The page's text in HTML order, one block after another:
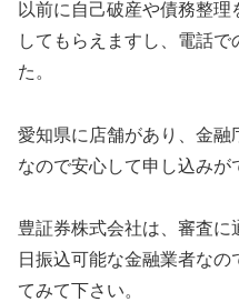
以前に自己破産や債務整
してもらえますし、電話
た。
愛知県に店舗があり、金
なので安心して申し込みが
豊証券株式会社は、審査に
日振込可能な金融業者な
てみて下さい。